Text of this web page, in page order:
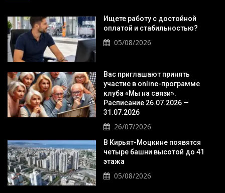
Ищете работу с достойной
оплатой и стабильностью?
05/08/2026
Вас приглашают принять
участие в online-программе
клуба «Мы на связи».
Расписание 26.07.2026 —
31.07.2026
26/07/2026
В Кирьят-Моцкине появятся
четыре башни высотой до 41
этажа
05/08/2026